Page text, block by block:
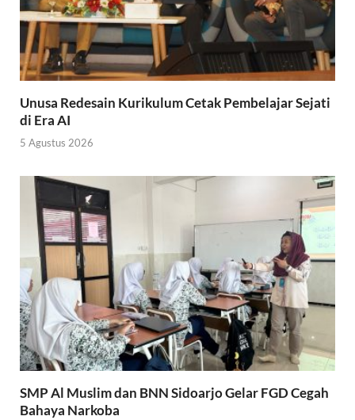
Unusa Redesain Kurikulum Cetak Pembelajar Sejati
di Era AI
5 Agustus 2026
SMP Al Muslim dan BNN Sidoarjo Gelar FGD Cegah
Bahaya Narkoba